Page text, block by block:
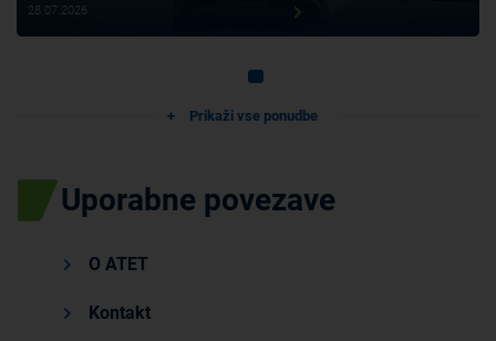
28.07.2026
Prikaži vse ponudbe
Uporabne povezave
O ATET
Kontakt